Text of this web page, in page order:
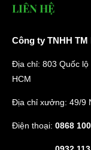
LIÊN HỆ
Công ty TNHH
Địa chỉ: 803 Quốc
HCM
Địa chỉ xưởng: 49/9
Điện thoại: 0868